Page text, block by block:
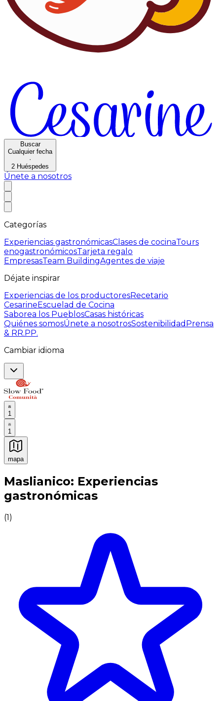
Buscar
Cualquier fecha
·
2 Huéspedes
Únete a nosotros
Categorías
Experiencias gastronómicasClases de cocinaTours
enogastronómicosTarjeta regalo
EmpresasTeam BuildingAgentes de viaje
Déjate inspirar
Experiencias de los productoresRecetario
CesarineEscuelad de Cocina
Saborea los PueblosCasas históricas
Quiénes somosÚnete a nosotrosSostenibilidad Prensa
& RR.PP.
Cambiar idioma
1
1
mapa
Experiencias culinarias inolvidables: Experiencias
Maslianico: Experiencias
gastronómicas
(1)